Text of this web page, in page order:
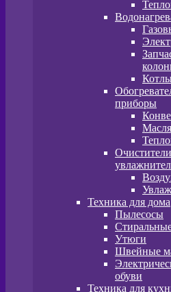
приборы
Техника для дома
Пылесосы
Утюги
Швейные
обуви
Техника для